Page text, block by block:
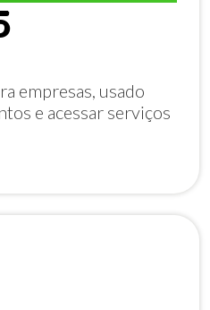
empresas, usado
e acessar serviços